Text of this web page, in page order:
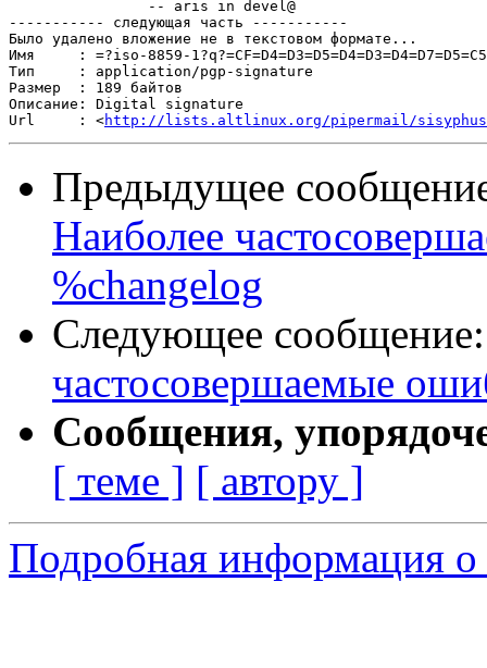
----------- следующая часть -----------
Было удалено вложение не в текстовом формате...
Имя     : =?iso-8859-
Тип     : application/pgp-signature
Размер  : 189 байтов
Описание: Digital signature
Url     : <http://lists.altlinux.org/pipermail/sisyphus/
Предыдущее
Наиболее
%changelog
Следующее
частосовершаемые
Сообщения,
[ теме ] [ автору ]
Подробная информация о